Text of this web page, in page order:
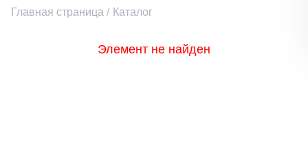
Главная страница / Каталог
Элемент не найден